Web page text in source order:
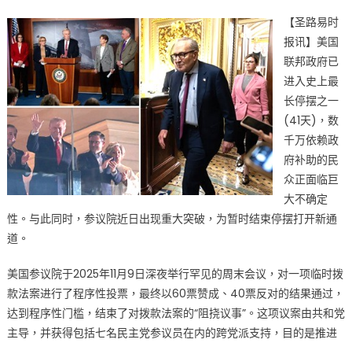
国
政
府
还
开
不
开
门？
停
摆
天
院
跨
党
派
【圣路易时
报讯】美国
联邦政府已
进入史上最
长停摆之一
(41天)，数
千万依赖政
府补助的民
众正面临巨
大不确定
性。与此同时，参议院近日出现重大突破，为暂时结束停摆打开新通
道。
美国参议院于2025年11月9日深夜举行罕见的周末会议，对一项临时拨
款法案进行了程序性投票，最终以60票赞成、40票反对的结果通过，
达到程序性门槛，结束了对拨款法案的“阻挠议事”。这项议案由共和党
主导，并获得包括七名民主党参议员在内的跨党派支持，目的是推进